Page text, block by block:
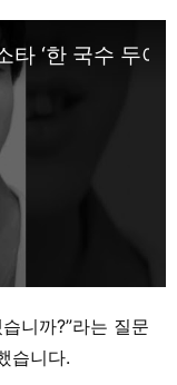
타 ‘한 국수 두
니까?”라는 질문
습니다.